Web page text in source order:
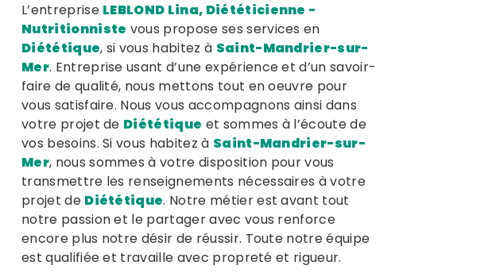
L’entreprise LEBLOND Lina, Diététicienne -
Nutritionniste vous propose ses services en
Diététique, si vous habitez à Saint-Mandrier-sur-
Mer. Entreprise usant d’une expérience et d’un savoir-
faire de qualité, nous mettons tout en oeuvre pour
vous satisfaire. Nous vous accompagnons ainsi dans
votre projet de Diététique et sommes à l’écoute de
vos besoins. Si vous habitez à Saint-Mandrier-sur-
Mer, nous sommes à votre disposition pour vous
transmettre les renseignements nécessaires à votre
projet de Diététique. Notre métier est avant tout
notre passion et le partager avec vous renforce
encore plus notre désir de réussir. Toute notre équipe
est qualifiée et travaille avec propreté et rigueur.